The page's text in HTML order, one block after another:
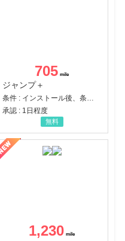
705
ジャンプ＋
条件 : インストール後、条件達成
承認 : 1日程度
無料
1,230